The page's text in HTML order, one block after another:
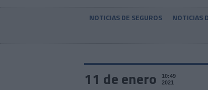
NOTICIAS DE SEGUROS NOTICIAS
11 de enero
10:49
2021